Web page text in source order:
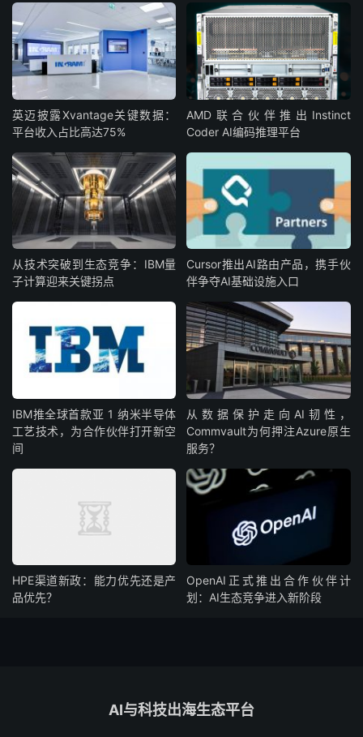
英迈披露Xvantage关键数据：
平台收入占比高达75%
AMD联合伙伴推出Instinct
Coder AI编码推理平台
从技术突破到生态竞争：IBM量
子计算迎来关键拐点
Cursor推出AI路由产品，携手伙
伴争夺AI基础设施入口
IBM‌推全球首款‌亚 1 纳米半导体
工艺技术，为合作伙伴打开新空
间
从数据保护走向AI韧性，
Commvault为何押注Azure原生
服务？
HPE渠道新政：能力优先还是产
品优先？
OpenAI正式推出合作伙伴计
划：AI生态竞争进入新阶段
AI与科技出海生态平台